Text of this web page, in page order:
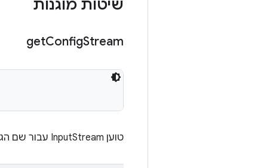
שיטות מוגנות
getConfigStream
טוען InputStream עבור שם הגדרה נתון מ-Google Cloud Storage ‏(GCS).